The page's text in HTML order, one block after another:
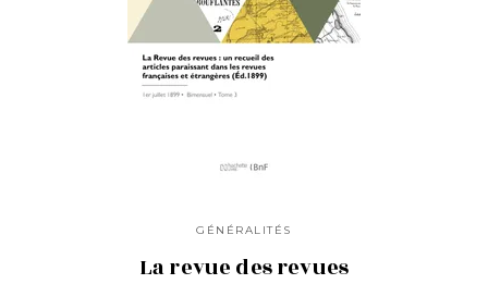
GÉNÉRALITÉS
La revue des revues